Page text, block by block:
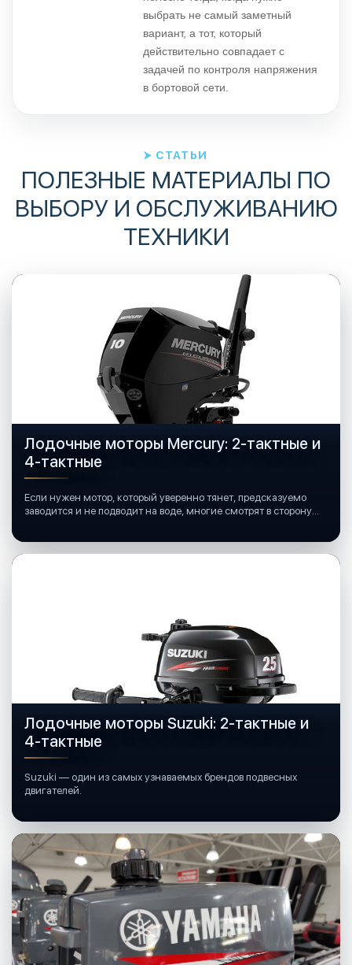
выбрать не самый заметный
вариант, а тот, который
действительно совпадает с
задачей по контроля напряжения
в бортовой сети.
СТАТЬИ
ПОЛЕЗНЫЕ МАТЕРИАЛЫ ПО
ВЫБОРУ И ОБСЛУЖИВАНИЮ
ТЕХНИКИ
Лодочные моторы Mercury: 2-тактные и
4-тактные
Если нужен мотор, который уверенно тянет, предсказуемо
заводится и не подводит на воде, многие смотрят в сторону
Лодочные моторы Suzuki: 2-тактные и
4-тактные
Suzuki — один из самых узнаваемых брендов подвесных
двигателей.